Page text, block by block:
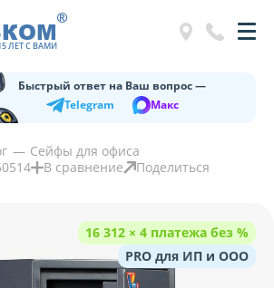
ЛЕТ С ВАМИ
®
Быстрый ответ на Ваш вопрос —
Telegram
Макс
Сейфы для офиса
В сравнение Поделиться
16 312 × 4 платежа без %
PRO для ИП и ООО